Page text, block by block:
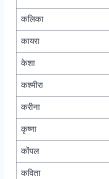
कलिका
कायरा
केशा
कश्मीरा
करीना
कृष्णा
कोंपल
कविता